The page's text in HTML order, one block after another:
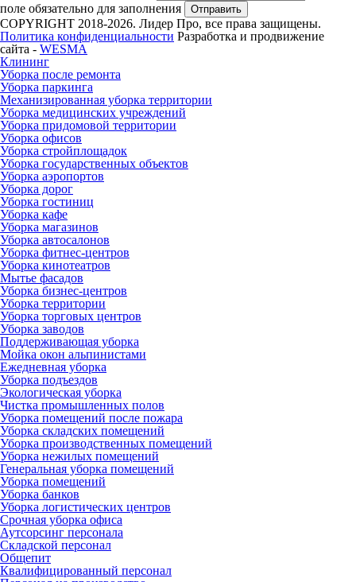
поле обязательно для заполнения
Отправить
COPYRIGHT 2018-2026. Лидер Про, все права защищены.
Политика конфиденциальности Разработка и продвижение
сайта - WESMA
Клининг
Уборка после ремонта
Уборка паркинга
Механизированная уборка территории
Уборка медицинских учреждений
Уборка придомовой территории
Уборка офисов
Уборка стройплощадок
Уборка государственных объектов
Уборка аэропортов
Уборка дорог
Уборка гостиниц
Уборка кафе
Уборка магазинов
Уборка автосалонов
Уборка фитнес-центров
Уборка кинотеатров
Мытье фасадов
Уборка бизнес-центров
Уборка территории
Уборка торговых центров
Уборка заводов
Поддерживающая уборка
Мойка окон альпинистами
Ежедневная уборка
Уборка подъездов
Экологическая уборка
Чистка промышленных полов
Уборка помещений после пожара
Уборка складских помещений
Уборка производственных помещений
Уборка нежилых помещений
Генеральная уборка помещений
Уборка помещений
Уборка банков
Уборка логистических центров
Срочная уборка офиса
Аутсорсинг персонала
Складской персонал
Общепит
Квалифицированный персонал